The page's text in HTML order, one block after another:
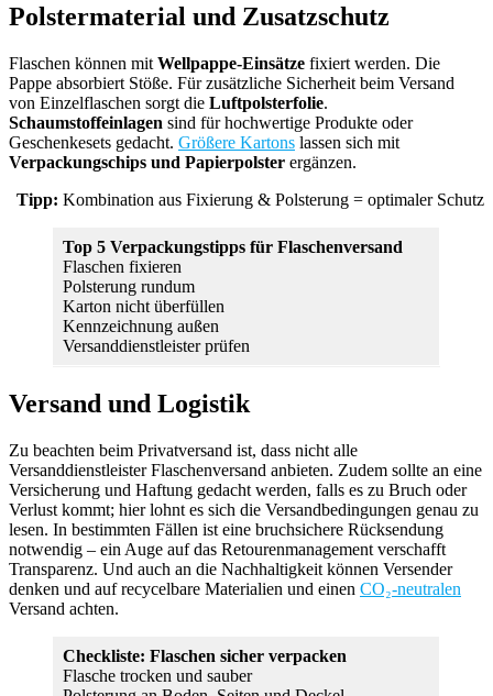
Polstermaterial und Zusatzschutz
Flaschen können mit Wellpappe-Einsätze fixiert werden. Die
Pappe absorbiert Stöße. Für zusätzliche Sicherheit beim Versand
von Einzelflaschen sorgt die Luftpolsterfolie.
Schaumstoffeinlagen sind für hochwertige Produkte oder
Geschenkesets gedacht. Größere Kartons lassen sich mit
Verpackungschips und Papierpolster ergänzen.
Tipp: Kombination aus Fixierung & Polsterung = optimaler Schutz
Top 5 Verpackungstipps für Flaschenversand
Flaschen fixieren
Polsterung rundum
Karton nicht überfüllen
Kennzeichnung außen
Versanddienstleister prüfen
Versand und Logistik
Zu beachten beim Privatversand ist, dass nicht alle
Versanddienstleister Flaschenversand anbieten. Zudem sollte an eine
Versicherung und Haftung gedacht werden, falls es zu Bruch oder
Verlust kommt; hier lohnt es sich die Versandbedingungen genau zu
lesen. In bestimmten Fällen ist eine bruchsichere Rücksendung
notwendig – ein Auge auf das Retourenmanagement verschafft
Transparenz. Und auch an die Nachhaltigkeit können Versender
denken und auf recycelbare Materialien und einen CO₂-neutralen
Versand achten.
Checkliste: Flaschen sicher verpacken
Flasche trocken und sauber